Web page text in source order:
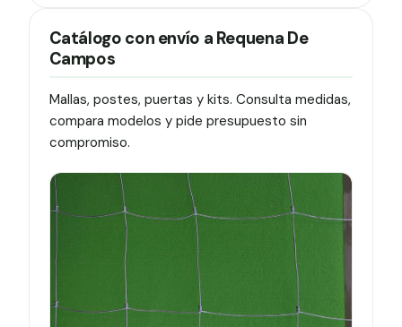
Catálogo con envío a Requena De
Campos
Mallas, postes, puertas y kits. Consulta medidas,
compara modelos y pide presupuesto sin
compromiso.